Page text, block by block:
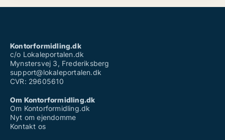
Kontorformidling.dk
c/o Lokaleportalen.dk
Mynstersvej 3, Frederiksberg
support@lokaleportalen.dk
CVR: 29605610
Om Kontorformidling.dk
Om Kontorformidling.dk
Nyt om ejendomme
Kontakt os